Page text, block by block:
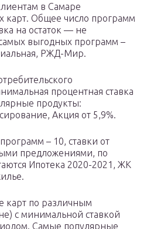
в Самаре
карт. Общее число программ
на остаток — не
выгодных программ –
РЖД-Мир.
процентная ставка
продукты:
Акция от 5,9%.
– 10, ставки от
предложениями, по
Ипотека 2020-2021, ЖК
карт по различным
с минимальной ставкой
Самые популярные